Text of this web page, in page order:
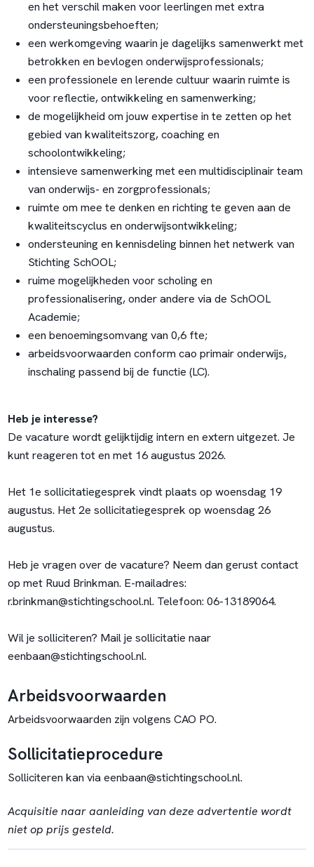
en het verschil maken voor leerlingen met extra
ondersteuningsbehoeften;
een werkomgeving waarin je dagelijks samenwerkt met
betrokken en bevlogen onderwijsprofessionals;
een professionele en lerende cultuur waarin ruimte is
voor reflectie, ontwikkeling en samenwerking;
de mogelijkheid om jouw expertise in te zetten op het
gebied van kwaliteitszorg, coaching en
schoolontwikkeling;
intensieve samenwerking met een multidisciplinair team
van onderwijs- en zorgprofessionals;
ruimte om mee te denken en richting te geven aan de
kwaliteitscyclus en onderwijsontwikkeling;
ondersteuning en kennisdeling binnen het netwerk van
Stichting SchOOL;
ruime mogelijkheden voor scholing en
professionalisering, onder andere via de SchOOL
Academie;
een benoemingsomvang van 0,6 fte;
arbeidsvoorwaarden conform cao primair onderwijs,
inschaling passend bij de functie (LC).
Heb je interesse?
De vacature wordt gelijktijdig intern en extern uitgezet. Je
kunt reageren tot en met 16 augustus 2026.
Het 1e sollicitatiegesprek vindt plaats op woensdag 19
augustus. Het 2e sollicitatiegesprek op woensdag 26
augustus.
Heb je vragen over de vacature? Neem dan gerust contact
op met Ruud Brinkman. E-mailadres:
r.brinkman@stichtingschool.nl. Telefoon: 06-13189064.
Wil je solliciteren? Mail je sollicitatie naar
eenbaan@stichtingschool.nl.
Arbeidsvoorwaarden
Arbeidsvoorwaarden zijn volgens CAO PO.
Sollicitatieprocedure
Solliciteren kan via eenbaan@stichtingschool.nl.
Acquisitie naar aanleiding van deze advertentie wordt
niet op prijs gesteld.